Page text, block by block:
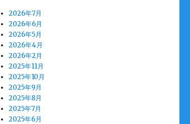
2026年7月
2026年6月
2026年5月
2026年4月
2026年2月
2025年11月
2025年10月
2025年9月
2025年8月
2025年7月
2025年6月